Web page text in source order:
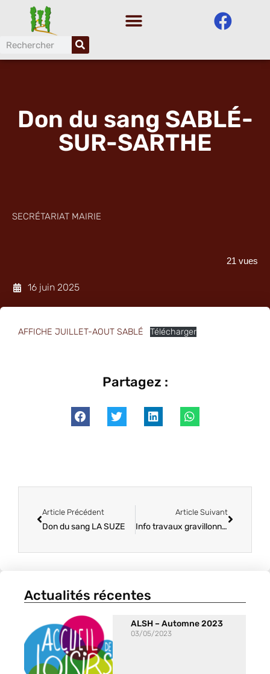
au
contenu
Don du sang SABLÉ-
SUR-SARTHE
SECRÉTARIAT MAIRIE
21 vues
16 juin 2025
AFFICHE JUILLET-AOUT SABLÉ Télécharger
Partagez :
Article Précédent
Don du sang LA SUZE
Article Suivant
Info travaux gravillonnage
Actualités récentes
ALSH – Automne 2023
03/05/2023